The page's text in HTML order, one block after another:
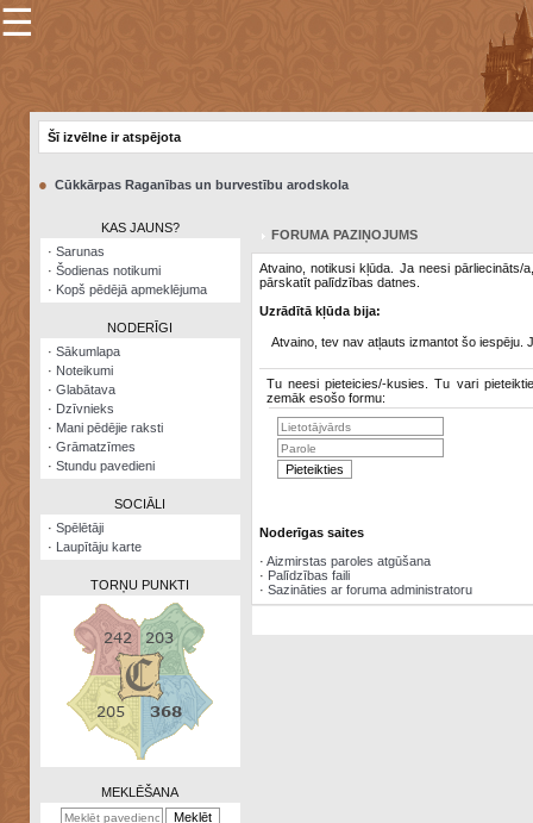
×
Šodienas
notikumi
Visatcera
almanahs
Arhīvs
Zināšanu
☰
Šī izvēlne ir atspējota
● Cūkkārpas Raganības un burvestību arodskola
KAS JAUNS?
· Sarunas
· Šodienas notikumi
· Kopš pēdējā apmeklējuma
NODERĪGI
· Sākumlapa
· Noteikumi
· Glabātava
· Dzīvnieks
· Mani pēdējie raksti
· Grāmatzīmes
· Stundu pavedieni
SOCIĀLI
· Spēlētāji
· Laupītāju karte
TORŅU PUNKTI
MEKLĒŠANA
FORUMA PAZIŅOJUMS
Atvaino, notikusi kļūda. Ja neesi pārliecināts/
pārskatīt palīdzības datnes.
Uzrādītā kļūda bija:
Atvaino, tev nav atļauts izmantot šo iespēju.
Tu neesi pieteicies/-kusies. Tu vari
zemāk esošo formu:
Noderīgas saites
· Aizmirstas paroles atgūšana
· Palīdzības faili
· Sazināties ar foruma administratoru